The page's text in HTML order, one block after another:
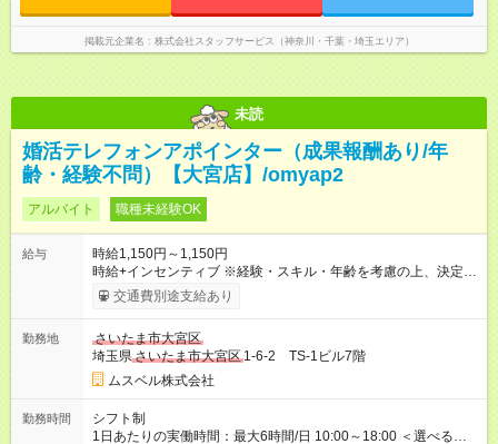
掲載元企業名 株式会社スタッフサービス（神奈川・千葉・埼玉エリア）
未読
婚活テレフォンアポインター（成果報酬あり/年
齢・経験不問）【大宮店】/omyap2
アルバイト 職種未経験OK
給与
時給1,150円～1,150円
時給+インセンティブ ※経験・スキル・年齢を考慮の上、決定し
ます。 《成果に応じたインセンティブ支給例》 テレアポ未経
験、入社5ヶ月目の女性パートさんが、時給に加えて、月7万円
果・貢献に応じた報酬制度が導入されています。 ※試用期間は3
ヶ月で、その間は有期契約です。そのほかの条件に変更はあり
ません。 【試用期間】試用期間あり 試用期間の長さ：2ヶ月
※ 雇用形態と給与に、本採用時と異なる部分があります。 雇用
形態：中途採用（契約社員） 給与：本採用時と同じです。 ※試
用期間は2ヶ月で、その間は有期契約です。そのほかの条件に変
交通費別途支給あり
勤務地
さいたま市大宮区
埼玉県さいたま市大宮区 1-6-2 TS-1ビル7階
ムスベル株式会社
勤務時間
シフト制
1日あたりの実働時間：最大6時間/日 10:00～18:00 ＜選べるシ